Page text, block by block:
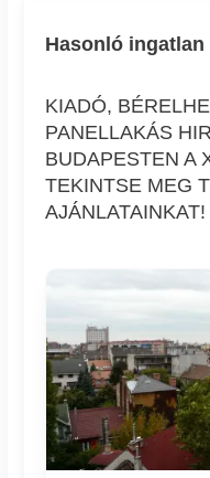
Hasonló
KIADÓ,
PANELLAKÁS
BUDAPESTEN A
TEKINTSE MEG
AJÁNLATAINKAT!